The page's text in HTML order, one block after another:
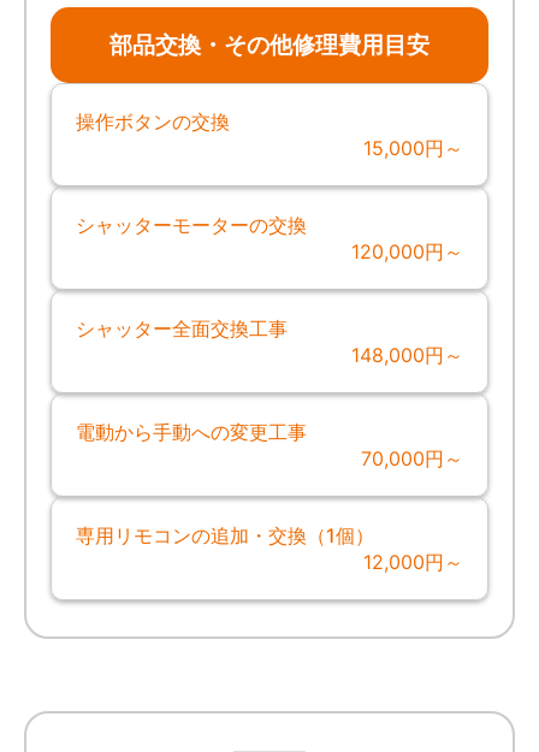
部品交換・その他修理費用目安
操作ボタンの交換
15,000円～
シャッターモーターの交換
120,000円～
シャッター全面交換工事
148,000円～
電動から手動への変更工事
70,000円～
専用リモコンの追加・交換（1個）
12,000円～